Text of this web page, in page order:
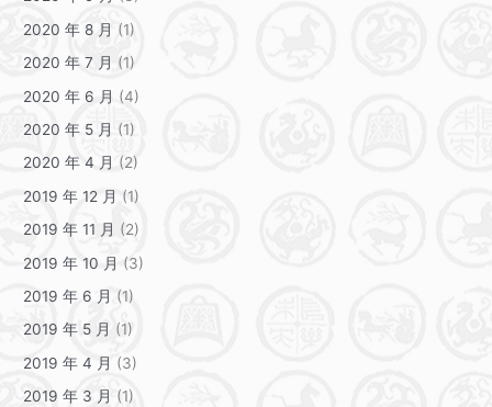
2020 年 8 月 (1)
2020 年 7 月 (1)
2020 年 6 月 (4)
2020 年 5 月 (1)
2020 年 4 月 (2)
2019 年 12 月 (1)
2019 年 11 月 (2)
2019 年 10 月 (3)
2019 年 6 月 (1)
2019 年 5 月 (1)
2019 年 4 月 (3)
2019 年 3 月 (1)